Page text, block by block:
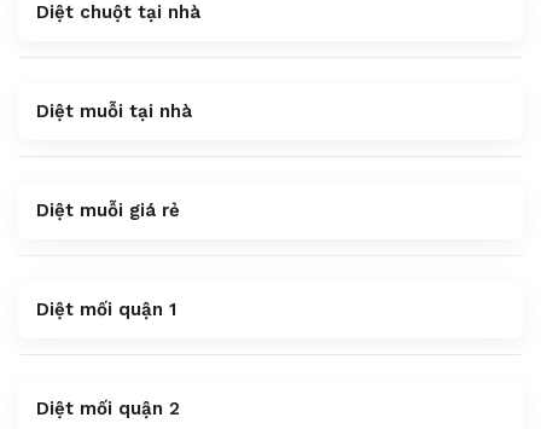
Diệt chuột tại nhà
Diệt muỗi tại nhà
Diệt muỗi giá rẻ
Diệt mối quận 1
Diệt mối quận 2